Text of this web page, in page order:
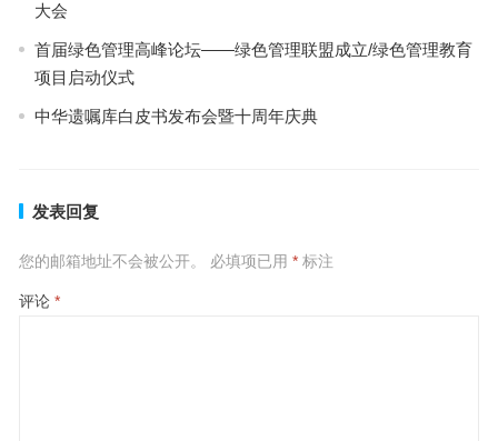
大会
首届绿色管理高峰论坛——绿色管理联盟成立/绿色管理教育
项目启动仪式
中华遗嘱库白皮书发布会暨十周年庆典
发表回复
您的邮箱地址不会被公开。 必填项已用 *标注
评论 *